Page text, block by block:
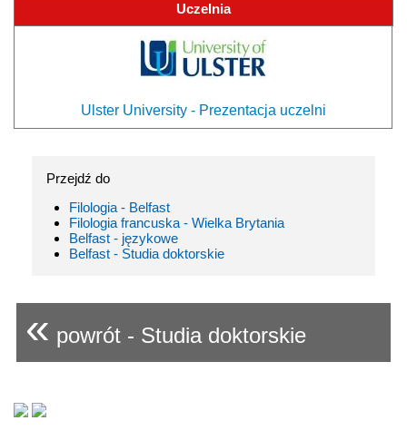
Uczelnia
Ulster University - Prezentacja uczelni
Przejdź do
Filologia - Belfast
Filologia francuska - Wielka Brytania
Belfast - językowe
Belfast - Studia doktorskie
« powrót - Studia doktorskie